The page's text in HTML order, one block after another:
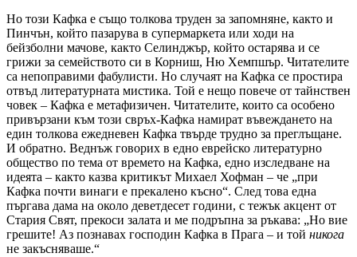
Но този Кафка е също толкова труден за запомняне, както и
Пинчън, който пазарува в супермаркета или ходи на
бейзболни мачове, както Селинджър, който остарява и се
грижи за семейството си в Корниш, Ню Хемпшър. Читателите
са непоправими фабулисти. Но случаят на Кафка се простира
отвъд литературната мистика. Той е нещо повече от тайнствен
човек – Кафка е метафизичен. Читателите, които са особено
привързани към този свръх-Кафка намират въвеждането на
един толкова ежедневен Кафка твърде трудно за преглъщане.
И обратно. Веднъж говорих в едно еврейско литературно
общество по тема от времето на Кафка, едно изследване на
идеята – както казва критикът Михаел Хофман – че „при
Кафка почти винаги е прекалено късно“. След това една
пъргава дама на около деветдесет години, с тежък акцент от
Стария Свят, прекоси залата и ме подръпна за ръкава: „Но вие
грешите! Аз познавах господин Кафка в Прага – и той никога
не закъсняваше.“